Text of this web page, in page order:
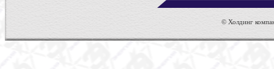
© Холдинг